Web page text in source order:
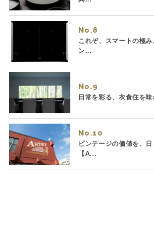
No.
これぞ、スマートの極
ン...
No.
日常を彩る、衣食住を
No.
ビンテージの価値を、日
【A...